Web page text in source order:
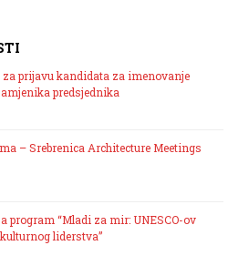
prijavu kandidata za imenovanje
predsjednika
– Srebrenica Architecture Meetings
program “Mladi za mir: UNESCO-ov
liderstva”